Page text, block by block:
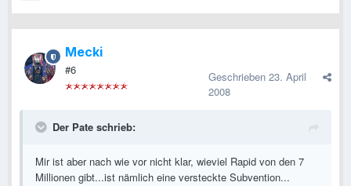
Mecki
#6 Geschrieben 23. April
2008
Der Pate schrieb:
Mir ist aber nach wie vor nicht klar, wieviel Rapid von den 7
Millionen gibt...ist nämlich eine versteckte Subvention...